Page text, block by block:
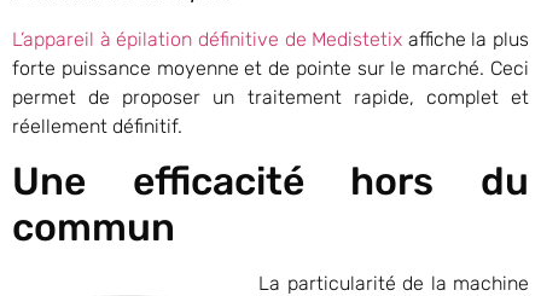
L’appareil à épilation définitive de Medistetix affiche la plus
forte puissance moyenne et de pointe sur le marché. Ceci
permet de proposer un traitement rapide, complet et
réellement définitif.
Une efficacité hors du
commun
La particularité de la machine